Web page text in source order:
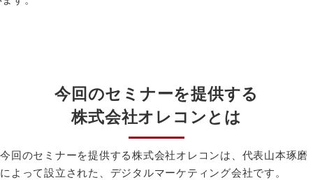
今回のセミナーを提供する
株式会社オレコンとは
今回のセミナーを提供する株式会社オレコンは、代表山本琢磨
によって設立された、デジタルマーケティング会社です。